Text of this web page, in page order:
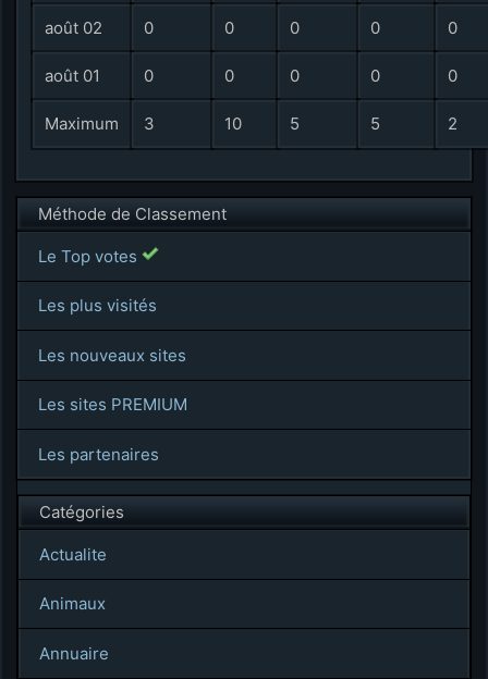
août 02 0 0 0 0 0
août 01 0 0 0 0 0
Maximum 3 10 5 5 2
Méthode de Classement
Le Top votes
Les plus visités
Les nouveaux sites
Les sites PREMIUM
Les partenaires
Catégories
Actualite
Animaux
Annuaire